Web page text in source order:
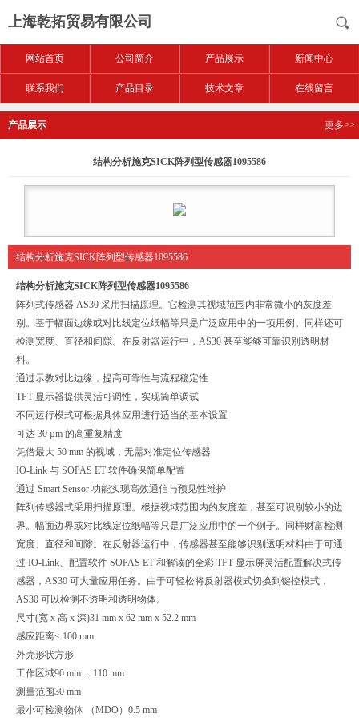
上海乾拓贸易有限公司
网站首页 公司简介 产品展示 新闻中心
联系我们 产品目录 技术文章 在线留言
产品展示 更多>>
结构分析施克SICK阵列型传感器1095586
结构分析施克SICK阵列型传感器1095586
结构分析施克SICK阵列型传感器1095586
阵列式传感器 AS30 采用扫描原理。它检测其视域范围内非常微小的灰度差
别。基于幅面边缘或对比线定位纸幅等只是广泛应用中的一项用例。同样还可
检测宽度、直径和间隙。在反射器运行中，AS30 甚至能够可靠识别透明材
料。
通过示教对比边缘，提高可靠性与流程稳定性
TFT 显示器提供灵活可调性，实现简单调试
不同运行模式可根据具体应用进行适当的基本设置
可达 30 µm 的高重复精度
凭借最大 50 mm 的视域，无需对准定位传感器
IO-Link 与 SOPAS ET 软件确保简单配置
通过 Smart Sensor 功能实现高效通信与预见性维护
阵列传感器式采用扫描原理。根据视域范围内的灰度差，甚至可识别较小的边
界。幅面边界或对比线定位纸幅等只是广泛应用中的一个例子。同样财富检测
宽度、直径和间隙。在反射器运行中，传感器甚至能够识别透明材料由于可通
过 IO-Link、配置软件 SOPAS ET 和解读的全彩 TFT 显示屏灵活配置解决式传
感器，AS30 可大量应用任务。由于可轻松将反射器模式切换到键控模式，
AS30 可以检测不透明和透明物体。
尺寸(宽 x 高 x 深)31 mm x 62 mm x 52.2 mm
感应距离≤ 100 mm
外壳形状方形
工作区域90 mm ... 110 mm
测量范围30 mm
最小可检测物体 （MDO） 0.5 mm